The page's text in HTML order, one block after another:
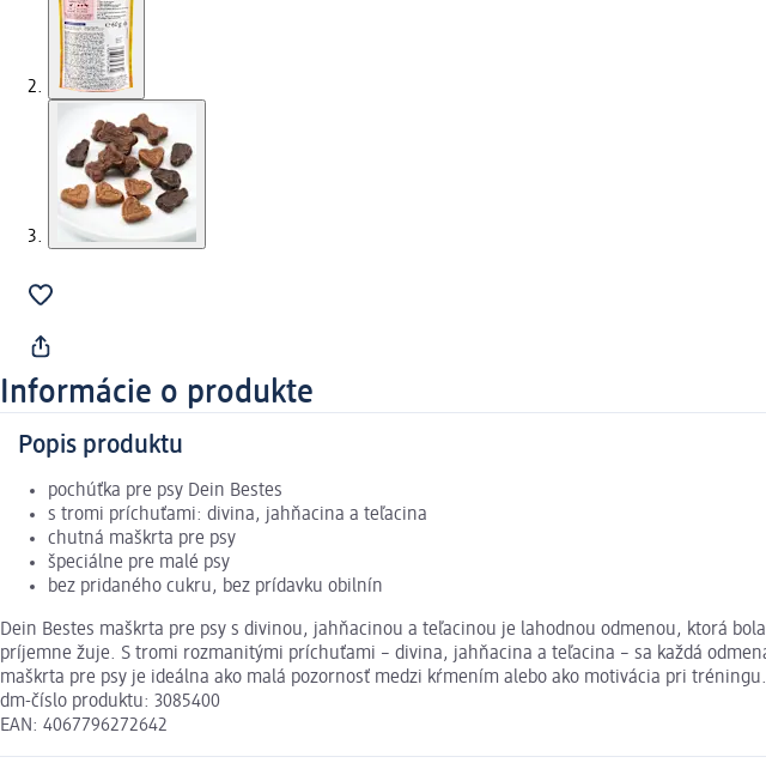
Informácie o produkte
Popis produktu
pochúťka pre psy Dein Bestes
s tromi príchuťami: divina, jahňacina a teľacina
chutná maškrta pre psy
špeciálne pre malé psy
bez pridaného cukru, bez prídavku obilnín
Dein Bestes maškrta pre psy s divinou, jahňacinou a teľacinou je lahodnou odmenou, ktorá
príjemne žuje. S tromi rozmanitými príchuťami – divina, jahňacina a teľacina – sa každá
maškrta pre psy je ideálna ako malá pozornosť medzi kŕmením alebo ako motivácia pri tréningu.
dm-číslo produktu: 3085400
EAN: 4067796272642